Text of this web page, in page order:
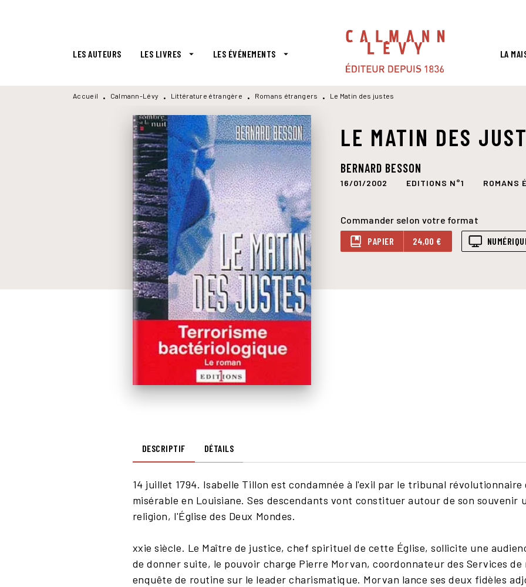
LES AUTEURS LES LIVRES arrow_drop_down LES ÉVÉNEMENTS arrow_drop_down LA
Accueil • Calmann-Lévy • Littérature étrangère • Romans étrangers • Le Matin des justes
LE MATIN DES
BERNARD BESSON
16/01/2002 EDITIONS N°1 ROMANS
Commander selon votre format
PAPIER
24,00 €
DESCRIPTIF DÉTAILS
14 juillet 1794. Isabelle Tillon est condamnée à l'exil par le tribunal
misérable en Louisiane. Ses descendants vont constituer autour de son souvenir
religion, l'Église des Deux Mondes.
xxie siècle. Le Maître de justice, chef spirituel de cette Église, sollicite une
de donner suite, le pouvoir charge Pierre Morvan, coordonnateur des Services de
enquête de routine sur le leader charismatique. Morvan lance ses deux fidèles